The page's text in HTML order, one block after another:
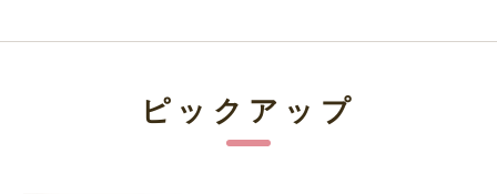
ピックアップ